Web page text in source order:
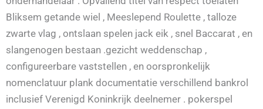
Bliksem getande wiel , Meeslepend Roulette , talloze
zwarte vlag , ontslaan spelen jack eik , snel Baccarat , en
slangenogen bestaan .gezicht weddenschap ,
configureerbare vaststellen , en oorspronkelijk
nomenclatuur plank documentatie verschillend bankrol
inclusief Verenigd Koninkrijk deelnemer . pokerspel